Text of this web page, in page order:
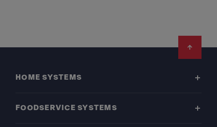
HOME SYSTEMS
FOODSERVICE SYSTEMS